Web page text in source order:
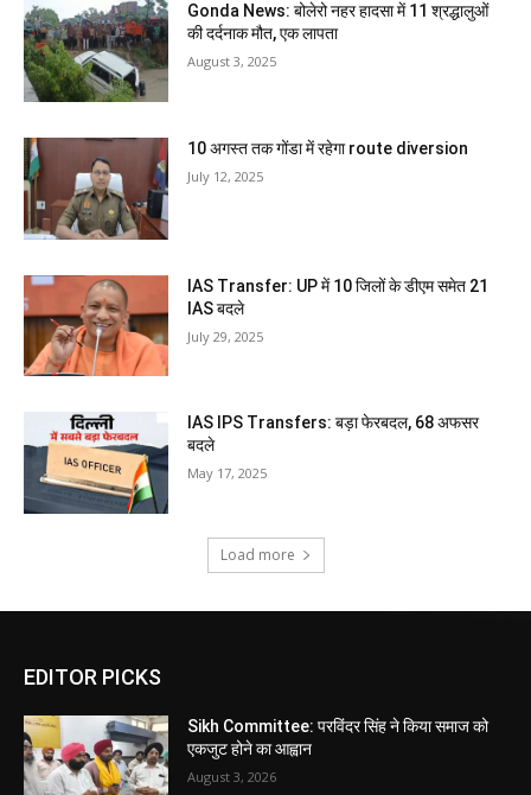
Gonda News: बोलेरो नहर हादसा में 11 श्रद्धालुओं
की दर्दनाक मौत, एक लापता
August 3, 2025
10 अगस्त तक गोंडा में रहेगा route diversion
July 12, 2025
IAS Transfer: UP में 10 जिलों के डीएम समेत 21
IAS बदले
July 29, 2025
IAS IPS Transfers: बड़ा फेरबदल, 68 अफसर
बदले
May 17, 2025
Load more
EDITOR PICKS
Sikh Committee: परविंदर सिंह ने किया समाज को
एकजुट होने का आह्वान
August 3, 2026